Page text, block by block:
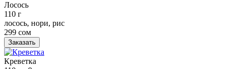
Лосось
110 г
лосось, нори, рис
299 сом
Заказать
Креветка